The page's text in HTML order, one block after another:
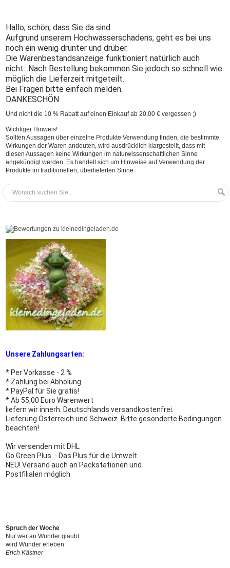
Hallo, schön, dass Sie da sind
Aufgrund unserem Hochwasserschadens, geht es bei uns
noch ein wenig drunter und drüber.
Die Warenbestandsanzeige funktioniert natürlich auch
nicht...Nach Bestellung bekommen Sie jedoch so schnell wie
möglich die Lieferzeit mitgeteilt.
Bei Fragen bitte einfach melden.
DANKESCHÖN
Und nicht die 10 % Rabatt auf einen Einkauf ab 20,00 € vergessen ;)
Wichtiger Hinweis!
Sollten Aussagen über einzelne Produkte Verwendung finden, die bestimmte
Wirkungen der Waren andeuten, wird ausdrücklich klargestellt, dass mit
diesen Aussagen keine Wirkungen im naturwissenschaftlichen Sinne
angekündigt werden. Es handelt sich um Hinweise auf Verwendung der
Produkte im traditionellen, überlieferten Sinne.
Unsere Zahlungsarten:
* Per Vorkasse - 2 %
* Zahlung bei Abholung
* PayPal für Sie gratis!
* Ab 55,00 Euro Warenwert
liefern wir innerh. Deutschlands versandkostenfrei.
Lieferung Österreich und Schweiz. Bitte gesonderte Bedingungen
beachten!
Wir versenden mit DHL
Go Green Plus. - Das Plus für die Umwelt.
NEU! Versand auch an Packstationen und
Postfilialen möglich.
Spruch der Woche
Nur wer an Wunder glaubt
wird Wunder erleben.
Erich Kästner